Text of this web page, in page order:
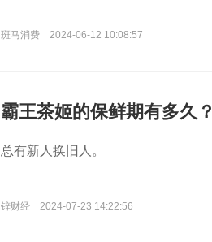
斑马消费 2024-06-12 10:08:57
霸王茶姬的保鲜期有多久？
总有新人换旧人。
锌财经 2024-07-23 14:22:56